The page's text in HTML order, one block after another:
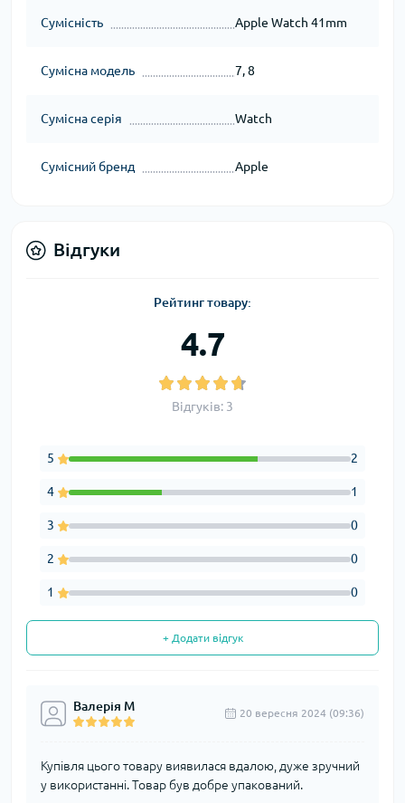
Сумісність Apple Watch 41mm
Сумісна модель 7, 8
Сумісна серія Watch
Сумісний бренд Apple
Відгуки
Рейтинг товару:
4.7
Відгуків: 3
5 2
4 1
3 0
2 0
1 0
+ Додати відгук
Валерія М 20 вересня 2024 (09:36)
Купівля цього товару виявилася вдалою, дуже зручний
у використанні. Товар був добре упакований.